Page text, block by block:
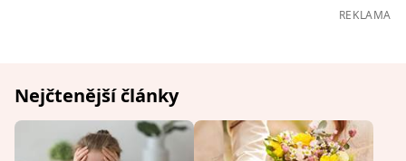
REKLAMA
Nejčtenější články